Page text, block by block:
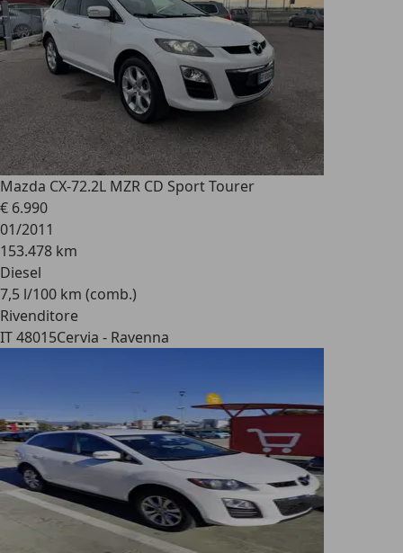
Mazda CX-72.2L MZR CD Sport Tourer
€ 6.990
01/2011
153.478 km
Diesel
7,5 l/100 km (comb.)
Rivenditore
IT 48015Cervia - Ravenna